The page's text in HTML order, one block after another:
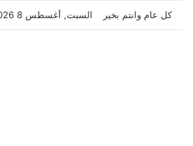
كل عام وانتم بخير السبت, أغسطس 8 2026